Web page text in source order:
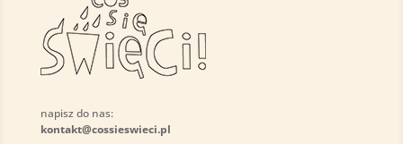
napisz do nas:
kontakt@cossieswieci.pl